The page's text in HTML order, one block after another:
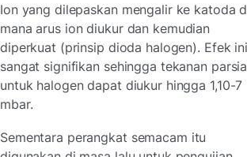
Ion yang dilepaskan mengalir ke katoda
mana arus ion diukur dan kemudian
diperkuat (prinsip dioda halogen). Efek ini
sangat signifikan sehingga tekanan
untuk halogen dapat diukur hingga 1,10-7
mbar.
Sementara perangkat semacam itu